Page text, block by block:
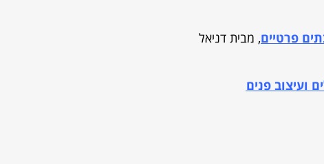
פרטיים, מבית דניאל
ועיצוב פנים